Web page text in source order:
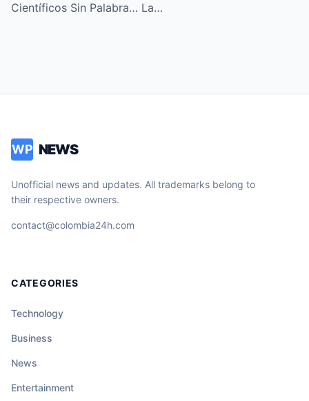
Científicos Sin Palabra… La…
WP NEWS
Unofficial news and updates. All trademarks belong to
their respective owners.
contact@colombia24h.com
CATEGORIES
Technology
Business
News
Entertainment